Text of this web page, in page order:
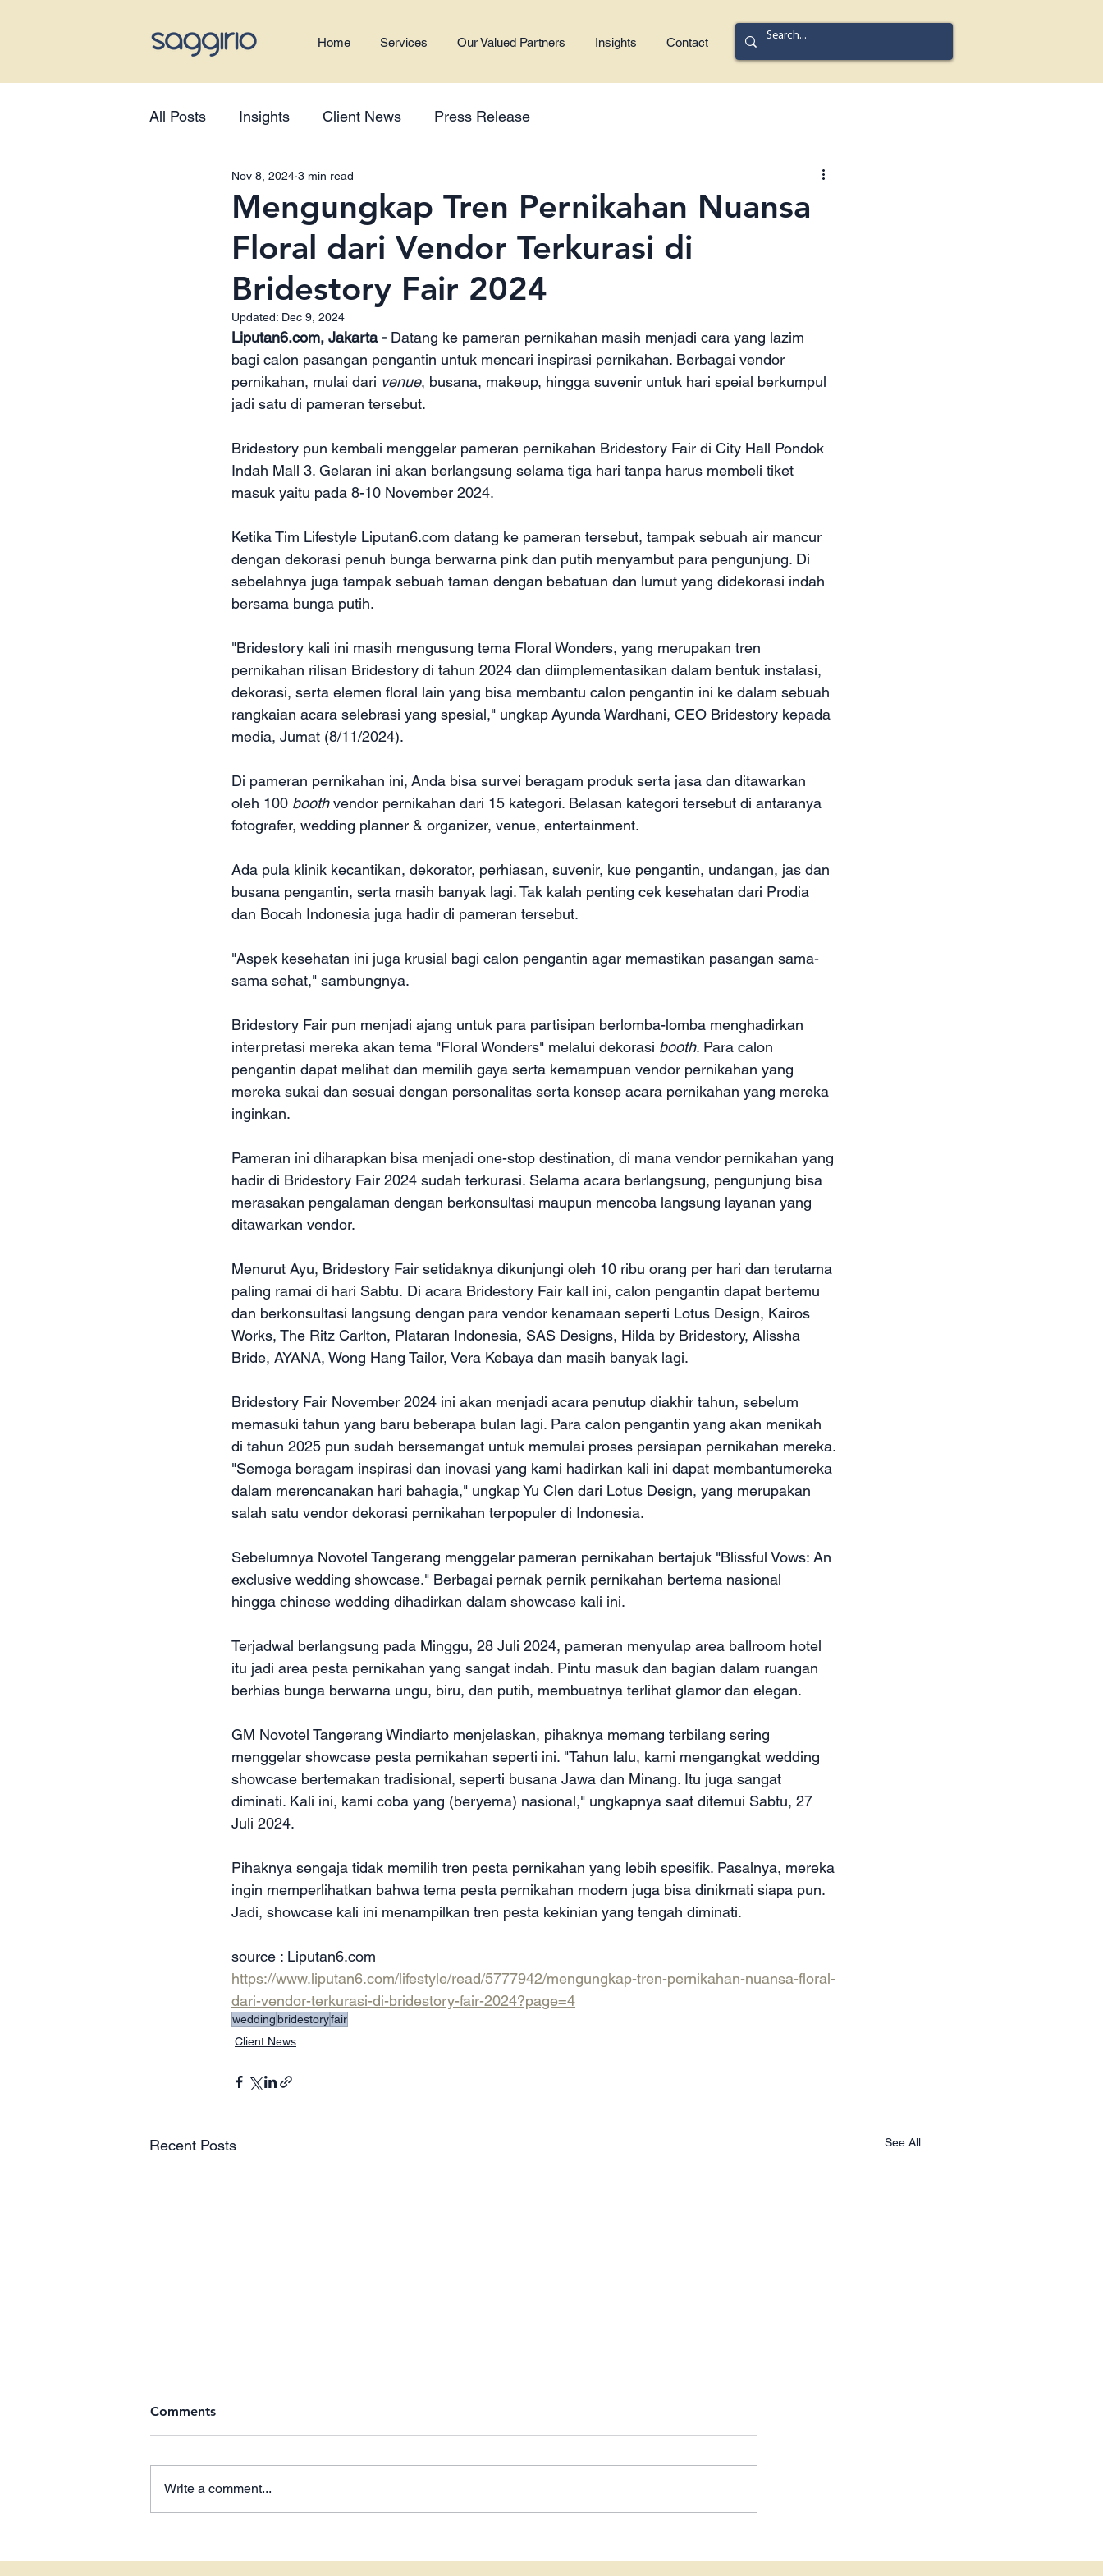
Home Services Our Valued Partners Insights Contact
All Posts Insights Client News Press Release
Mengungkap Tren Pernikahan Nuansa
Floral dari Vendor Terkurasi di
Bridestory Fair 2024
Nov 8, 2024 3 min read
Updated: Dec 9, 2024
Liputan6.com, Jakarta - Datang ke pameran pernikahan masih menjadi cara yang lazim
bagi calon pasangan pengantin untuk mencari inspirasi pernikahan. Berbagai vendor
pernikahan, mulai dari venue, busana, makeup, hingga suvenir untuk hari speial berkumpul
jadi satu di pameran tersebut.
Bridestory pun kembali menggelar pameran pernikahan Bridestory Fair di City Hall Pondok
Indah Mall 3. Gelaran ini akan berlangsung selama tiga hari tanpa harus membeli tiket
masuk yaitu pada 8-10 November 2024.
Ketika Tim Lifestyle Liputan6.com datang ke pameran tersebut, tampak sebuah air mancur
dengan dekorasi penuh bunga berwarna pink dan putih menyambut para pengunjung. Di
sebelahnya juga tampak sebuah taman dengan bebatuan dan lumut yang didekorasi indah
bersama bunga putih.
"Bridestory kali ini masih mengusung tema Floral Wonders, yang merupakan tren
pernikahan rilisan Bridestory di tahun 2024 dan diimplementasikan dalam bentuk instalasi,
dekorasi, serta elemen floral lain yang bisa membantu calon pengantin ini ke dalam sebuah
rangkaian acara selebrasi yang spesial," ungkap Ayunda Wardhani, CEO Bridestory kepada
media, Jumat (8/11/2024).
Di pameran pernikahan ini, Anda bisa survei beragam produk serta jasa dan ditawarkan
oleh 100 booth vendor pernikahan dari 15 kategori. Belasan kategori tersebut di antaranya
fotografer, wedding planner & organizer, venue, entertainment.
Ada pula klinik kecantikan, dekorator, perhiasan, suvenir, kue pengantin, undangan, jas dan
busana pengantin, serta masih banyak lagi. Tak kalah penting cek kesehatan dari Prodia
dan Bocah Indonesia juga hadir di pameran tersebut.
"Aspek kesehatan ini juga krusial bagi calon pengantin agar memastikan pasangan sama-
sama sehat," sambungnya.
Bridestory Fair pun menjadi ajang untuk para partisipan berlomba-lomba menghadirkan
interpretasi mereka akan tema "Floral Wonders" melalui dekorasi booth. Para calon
pengantin dapat melihat dan memilih gaya serta kemampuan vendor pernikahan yang
mereka sukai dan sesuai dengan personalitas serta konsep acara pernikahan yang mereka
inginkan.
Pameran ini diharapkan bisa menjadi one-stop destination, di mana vendor pernikahan yang
hadir di Bridestory Fair 2024 sudah terkurasi. Selama acara berlangsung, pengunjung bisa
merasakan pengalaman dengan berkonsultasi maupun mencoba langsung layanan yang
ditawarkan vendor.
Menurut Ayu, Bridestory Fair setidaknya dikunjungi oleh 10 ribu orang per hari dan terutama
paling ramai di hari Sabtu. Di acara Bridestory Fair kall ini, calon pengantin dapat bertemu
dan berkonsultasi langsung dengan para vendor kenamaan seperti Lotus Design, Kairos
Works, The Ritz Carlton, Plataran Indonesia, SAS Designs, Hilda by Bridestory, Alissha
Bride, AYANA, Wong Hang Tailor, Vera Kebaya dan masih banyak lagi.
Bridestory Fair November 2024 ini akan menjadi acara penutup diakhir tahun, sebelum
memasuki tahun yang baru beberapa bulan lagi. Para calon pengantin yang akan menikah
di tahun 2025 pun sudah bersemangat untuk memulai proses persiapan pernikahan mereka.
"Semoga beragam inspirasi dan inovasi yang kami hadirkan kali ini dapat membantumereka
dalam merencanakan hari bahagia," ungkap Yu Clen dari Lotus Design, yang merupakan
salah satu vendor dekorasi pernikahan terpopuler di Indonesia.
Sebelumnya Novotel Tangerang menggelar pameran pernikahan bertajuk "Blissful Vows: An
exclusive wedding showcase." Berbagai pernak pernik pernikahan bertema nasional
hingga chinese wedding dihadirkan dalam showcase kali ini.
Terjadwal berlangsung pada Minggu, 28 Juli 2024, pameran menyulap area ballroom hotel
itu jadi area pesta pernikahan yang sangat indah. Pintu masuk dan bagian dalam ruangan
berhias bunga berwarna ungu, biru, dan putih, membuatnya terlihat glamor dan elegan.
GM Novotel Tangerang Windiarto menjelaskan, pihaknya memang terbilang sering
menggelar showcase pesta pernikahan seperti ini. "Tahun lalu, kami mengangkat wedding
showcase bertemakan tradisional, seperti busana Jawa dan Minang. Itu juga sangat
diminati. Kali ini, kami coba yang (beryema) nasional," ungkapnya saat ditemui Sabtu, 27
Juli 2024.
Pihaknya sengaja tidak memilih tren pesta pernikahan yang lebih spesifik. Pasalnya, mereka
ingin memperlihatkan bahwa tema pesta pernikahan modern juga bisa dinikmati siapa pun.
Jadi, showcase kali ini menampilkan tren pesta kekinian yang tengah diminati.
source : Liputan6.com
https://www.liputan6.com/lifestyle/read/5777942/mengungkap-tren-pernikahan-nuansa-floral-
dari-vendor-terkurasi-di-bridestory-fair-2024?page=4
weddingbridestoryfair
Client News
Recent Posts See All
Innit Lombok
Penghargaan TDM Travel
Comments
Write a comment...